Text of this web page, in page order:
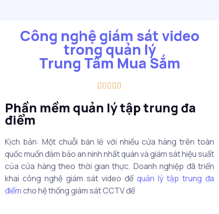
Công nghệ giám sát video
trong quản lý
Trung Tâm Mua Sắm
    
Phần mềm quản lý tập trung đa
điểm
Kịch bản: Một chuỗi bán lẻ với nhiều cửa hàng trên toàn
quốc muốn đảm bảo an ninh nhất quán và giám sát hiệu suất
của cửa hàng theo thời gian thực. Doanh nghiệp đã triển
khai công nghệ giám sát video để quản lý tập trung đa
điểmcho hệ thống giám sát CCTV để